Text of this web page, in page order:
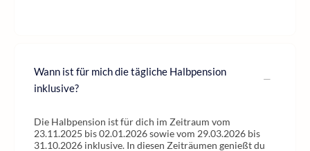
Wann ist für mich die tägliche Halbpension
inklusive?
Die Halbpension ist für dich im Zeitraum vom
23.11.2025 bis 02.01.2026 sowie vom 29.03.2026 bis
31.10.2026 inklusive. In diesen Zeiträumen genießt du